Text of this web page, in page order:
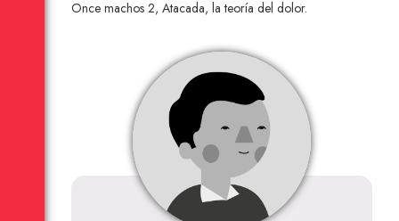
Once machos 2, Atacada, la teoría del dolor.